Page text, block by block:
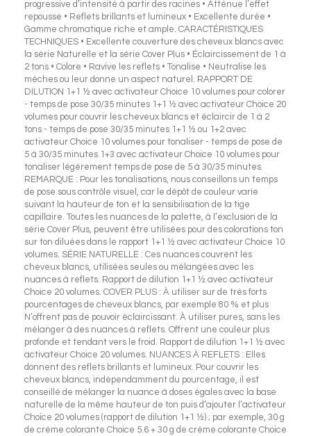
progressive d’intensité à partir des racines • Atténue l’effet
repousse • Reflets brillants et lumineux • Excellente durée •
Gamme chromatique riche et ample. CARACTÉRISTIQUES
TECHNIQUES • Excellente couverture des cheveux blancs avec
la série Naturelle et la série Cover Plus • Éclaircissement de 1 à
2 tons • Colore • Ravive les reflets • Tonalise • Neutralise les
mèches ou leur donne un aspect naturel. RAPPORT DE
DILUTION 1+1 ½ avec activateur Choice 10 volumes pour colorer
- temps de pose 30/35 minutes 1+1 ½ avec activateur Choice 20
volumes pour couvrir les cheveux blancs et éclaircir de 1 à 2
tons - temps de pose 30/35 minutes 1+1 ½ ou 1+2 avec
activateur Choice 10 volumes pour tonaliser - temps de pose de
5 à 30/35 minutes 1+3 avec activateur Choice 10 volumes pour
tonaliser légèrement temps de pose de 5 à 30/35 minutes.
REMARQUE : Pour les tonalisations, nous conseillons un temps
de pose sous contrôle visuel, car le dépôt de couleur varie
suivant la hauteur de ton et la sensibilisation de la tige
capillaire. Toutes les nuances de la palette, à l’exclusion de la
série Cover Plus, peuvent être utilisées pour des colorations ton
sur ton diluées dans le rapport 1+1 ½ avec activateur Choice 10
volumes. SÉRIE NATURELLE : Ces nuances couvrent les
cheveux blancs, utilisées seules ou mélangées avec les
nuances à reflets. Rapport de dilution 1+1 ½ avec activateur
Choice 20 volumes. COVER PLUS : À utiliser sur de très forts
pourcentages de cheveux blancs, par exemple 80 % et plus
N’offrent pas de pouvoir éclaircissant. À utiliser pures, sans les
mélanger à des nuances à reflets. Offrent une couleur plus
profonde et tendant vers le froid. Rapport de dilution 1+1 ½ avec
activateur Choice 20 volumes. NUANCES À REFLETS : Elles
donnent des reflets brillants et lumineux. Pour couvrir les
cheveux blancs, indépendamment du pourcentage, il est
conseillé de mélanger la nuance à doses égales avec la base
naturelle de la même hauteur de ton puis d’ajouter l’activateur
Choice 20 volumes (rapport de dilution 1+1 ½) ; par exemple, 30 g
de crème colorante Choice 5.6 + 30 g de crème colorante Choice